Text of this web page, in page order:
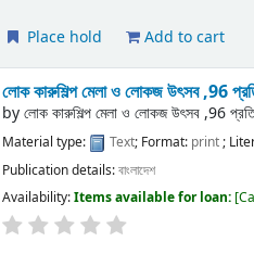
Place hold Add to cart
লোক কারুশিল্প মেলা ও লোকজ উৎসব ,96
byলোক কারুশিল্প মেলা ও লোকজ উৎসব ,96
Material type: Text; Format: print;
Publication details:বাংলাদেশ
Availability:Items available for loan: